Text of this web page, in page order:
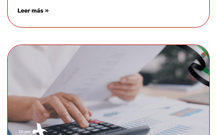
Leer más »